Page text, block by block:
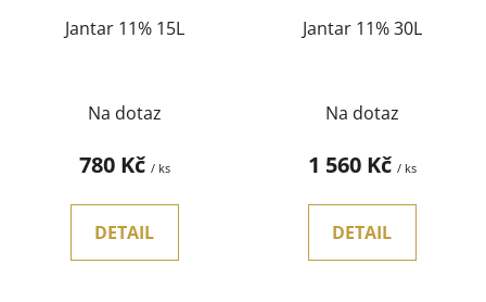
Jantar 11% 15L
Na dotaz
780 Kč / ks
DETAIL
Jantar 11% 30L
Na dotaz
1 560 Kč / ks
DETAIL